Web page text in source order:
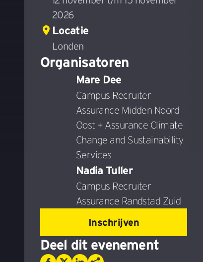
2026
Locatie
Londen
Organisatoren
Mare Dee
Campus Recruiter
Assurance Midden Noord
Oost + Assurance Climate
Change and Sustainability
Services
Nadia Tuller
Campus Recruiter
Assurance Randstad Zuid
Inschrijven
Deel dit evenement